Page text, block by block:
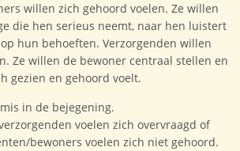
willen zich gehoord voelen. Ze willen
die hen serieus neemt, naar hen luistert
hun behoeften. Verzorgenden willen
Ze willen de bewoner centraal stellen en
gezien en gehoord voelt.
in de bejegening.
voelen zich overvraagd of
bewoners voelen zich niet gehoord.